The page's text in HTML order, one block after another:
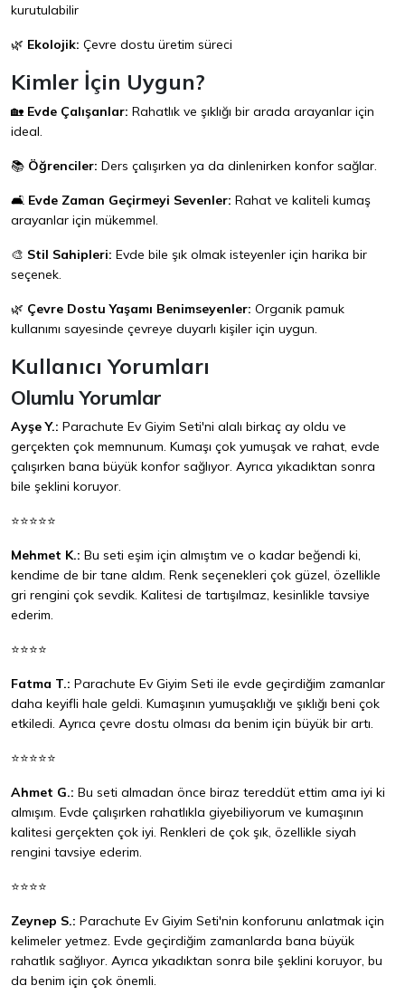
kurutulabilir
🌿 Ekolojik: Çevre dostu üretim süreci
Kimler İçin Uygun?
🏡 Evde Çalışanlar: Rahatlık ve şıklığı bir arada arayanlar için
ideal.
📚 Öğrenciler: Ders çalışırken ya da dinlenirken konfor sağlar.
🛋️ Evde Zaman Geçirmeyi Sevenler: Rahat ve kaliteli kumaş
arayanlar için mükemmel.
🎨 Stil Sahipleri: Evde bile şık olmak isteyenler için harika bir
seçenek.
🌿 Çevre Dostu Yaşamı Benimseyenler: Organik pamuk
kullanımı sayesinde çevreye duyarlı kişiler için uygun.
Kullanıcı Yorumları
Olumlu Yorumlar
Ayşe Y.: Parachute Ev Giyim Seti'ni alalı birkaç ay oldu ve
gerçekten çok memnunum. Kumaşı çok yumuşak ve rahat, evde
çalışırken bana büyük konfor sağlıyor. Ayrıca yıkadıktan sonra
bile şeklini koruyor.
⭐⭐⭐⭐⭐
Mehmet K.: Bu seti eşim için almıştım ve o kadar beğendi ki,
kendime de bir tane aldım. Renk seçenekleri çok güzel, özellikle
gri rengini çok sevdik. Kalitesi de tartışılmaz, kesinlikle tavsiye
ederim.
⭐⭐⭐⭐
Fatma T.: Parachute Ev Giyim Seti ile evde geçirdiğim zamanlar
daha keyifli hale geldi. Kumaşının yumuşaklığı ve şıklığı beni çok
etkiledi. Ayrıca çevre dostu olması da benim için büyük bir artı.
⭐⭐⭐⭐⭐
Ahmet G.: Bu seti almadan önce biraz tereddüt ettim ama iyi ki
almışım. Evde çalışırken rahatlıkla giyebiliyorum ve kumaşının
kalitesi gerçekten çok iyi. Renkleri de çok şık, özellikle siyah
rengini tavsiye ederim.
⭐⭐⭐⭐
Zeynep S.: Parachute Ev Giyim Seti'nin konforunu anlatmak için
kelimeler yetmez. Evde geçirdiğim zamanlarda bana büyük
rahatlık sağlıyor. Ayrıca yıkadıktan sonra bile şeklini koruyor, bu
da benim için çok önemli.